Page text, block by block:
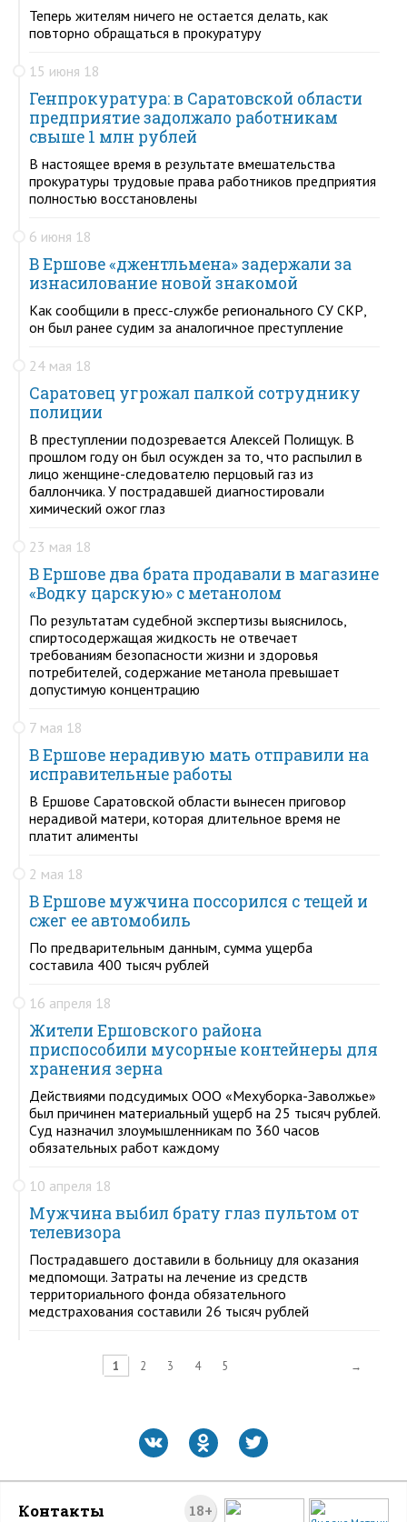
Теперь жителям ничего не остается делать, как
повторно обращаться в прокуратуру
15 июня 18
Генпрокуратура: в Саратовской области
предприятие задолжало работникам
свыше 1 млн рублей
В настоящее время в результате вмешательства
прокуратуры трудовые права работников предприятия
полностью восстановлены
6 июня 18
В Ершове «джентльмена» задержали за
изнасилование новой знакомой
Как сообщили в пресс-службе регионального СУ СКР,
он был ранее судим за аналогичное преступление
24 мая 18
Саратовец угрожал палкой сотруднику
полиции
В преступлении подозревается Алексей Полищук. В
прошлом году он был осужден за то, что распылил в
лицо женщине-следователю перцовый газ из
баллончика. У пострадавшей диагностировали
химический ожог глаз
23 мая 18
В Ершове два брата продавали в магазине
«Водку царскую» с метанолом
По результатам судебной экспертизы выяснилось,
спиртосодержащая жидкость не отвечает
требованиям безопасности жизни и здоровья
потребителей, содержание метанола превышает
допустимую концентрацию
7 мая 18
В Ершове нерадивую мать отправили на
исправительные работы
В Ершове Саратовской области вынесен приговор
нерадивой матери, которая длительное время не
платит алименты
2 мая 18
В Ершове мужчина поссорился с тещей и
сжег ее автомобиль
По предварительным данным, сумма ущерба
составила 400 тысяч рублей
16 апреля 18
Жители Ершовского района
приспособили мусорные контейнеры для
хранения зерна
Действиями подсудимых ООО «Мехуборка-Заволжье»
был причинен материальный ущерб на 25 тысяч рублей.
Суд назначил злоумышленникам по 360 часов
обязательных работ каждому
10 апреля 18
Мужчина выбил брату глаз пультом от
телевизора
Пострадавшего доставили в больницу для оказания
медпомощи. Затраты на лечение из средств
территориального фонда обязательного
медстрахования составили 26 тысяч рублей
1 2 3 4 5 →
18+
Контакты